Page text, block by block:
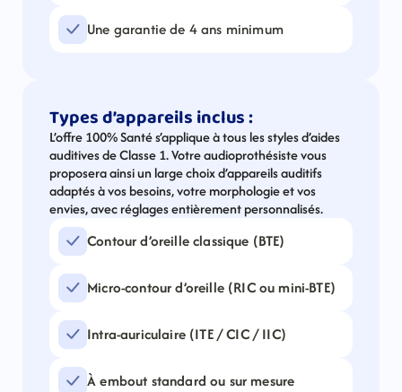
Une garantie de 4 ans minimum
Types d’appareils inclus :
L’offre 100% Santé s’applique à tous les styles d’aides
auditives de Classe 1. Votre audioprothésiste vous
proposera ainsi un large choix d’appareils auditifs
adaptés à vos besoins, votre morphologie et vos
envies, avec réglages entièrement personnalisés.
Contour d’oreille classique (BTE)
Micro-contour d’oreille (RIC ou mini-BTE)
Intra-auriculaire (ITE / CIC / IIC)
À embout standard ou sur mesure